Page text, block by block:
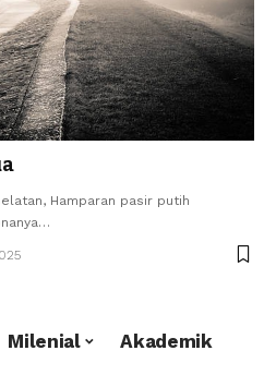
Hamparan pasir putih
Milenial Akademik